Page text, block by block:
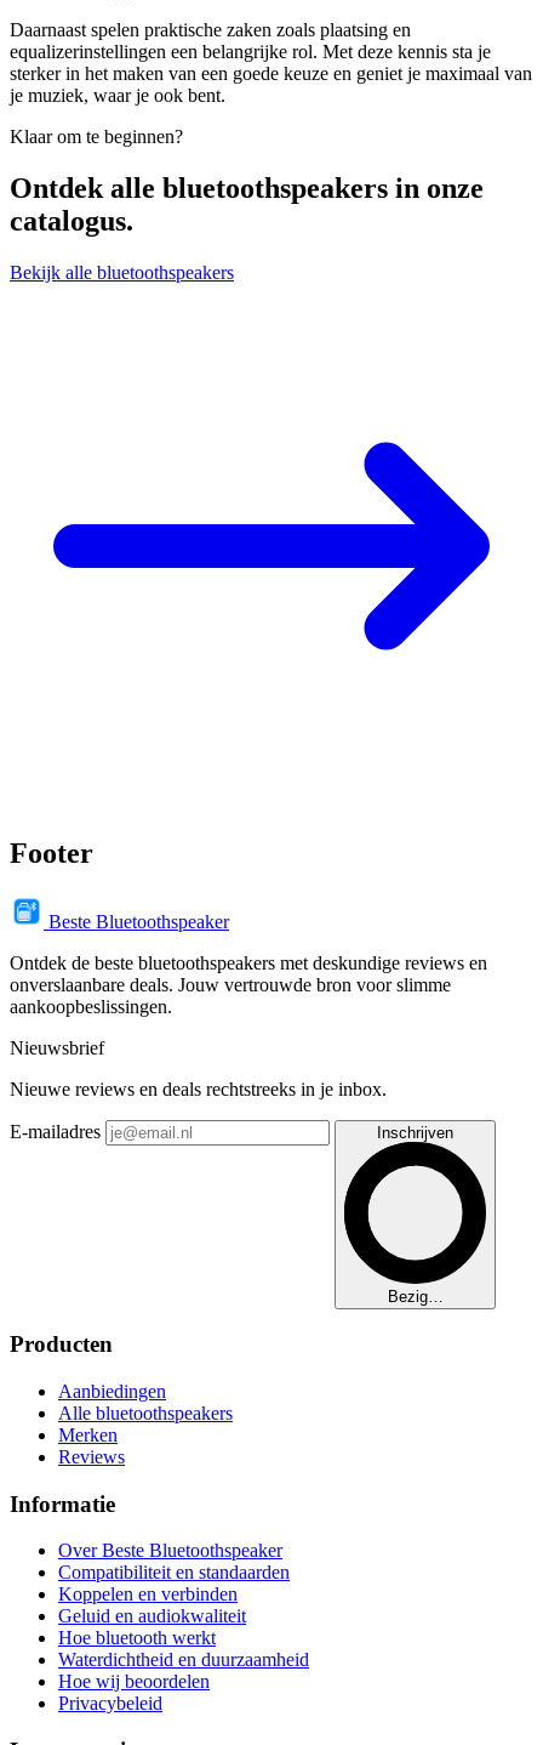
Daarnaast spelen praktische zaken zoals plaatsing en
equalizerinstellingen een belangrijke rol. Met deze kennis sta je
sterker in het maken van een goede keuze en geniet je maximaal van
je muziek, waar je ook bent.
Klaar om te beginnen?
Ontdek alle bluetoothspeakers in onze
catalogus.
Bekijk alle bluetoothspeakers
Footer
Beste Bluetoothspeaker
Ontdek de beste bluetoothspeakers met deskundige reviews en
onverslaanbare deals. Jouw vertrouwde bron voor slimme
aankoopbeslissingen.
Nieuwsbrief
Nieuwe reviews en deals rechtstreeks in je inbox.
E-mailadres Inschrijven
Bezig…
Producten
Aanbiedingen
Alle bluetoothspeakers
Merken
Reviews
Informatie
Over Beste Bluetoothspeaker
Compatibiliteit en standaarden
Koppelen en verbinden
Geluid en audiokwaliteit
Hoe bluetooth werkt
Waterdichtheid en duurzaamheid
Hoe wij beoordelen
Privacybeleid